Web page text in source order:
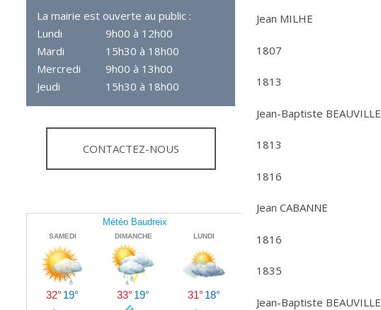
Jean MILHE
1807
1813
Jean-Baptiste BEAUVILLE
1813
1816
Jean CABANNE
1816
1835
Jean-Baptiste BEAUVILLE
La mairie est ouverte au public :
Lundi
9h00 à 12h00
Mardi
15h30 à 18h00
Mercredi
9h00 à 13h00
Jeudi
15h30 à 18h00
CONTACTEZ-NOUS
CARTE DE
BAUDREIX